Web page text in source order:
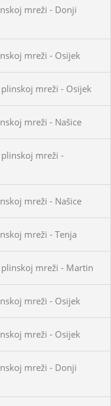
mreži - Donji
mreži - Osijek
mreži - Osijek
mreži - Našice
mreži -
mreži - Našice
mreži - Tenja
mreži - Martin
mreži - Osijek
mreži - Osijek
mreži - Donji